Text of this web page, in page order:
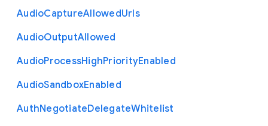
AudioCaptureAllowedUrls
AudioOutputAllowed
AudioProcessHighPriorityEnabled
AudioSandboxEnabled
AuthNegotiateDelegateWhitelist